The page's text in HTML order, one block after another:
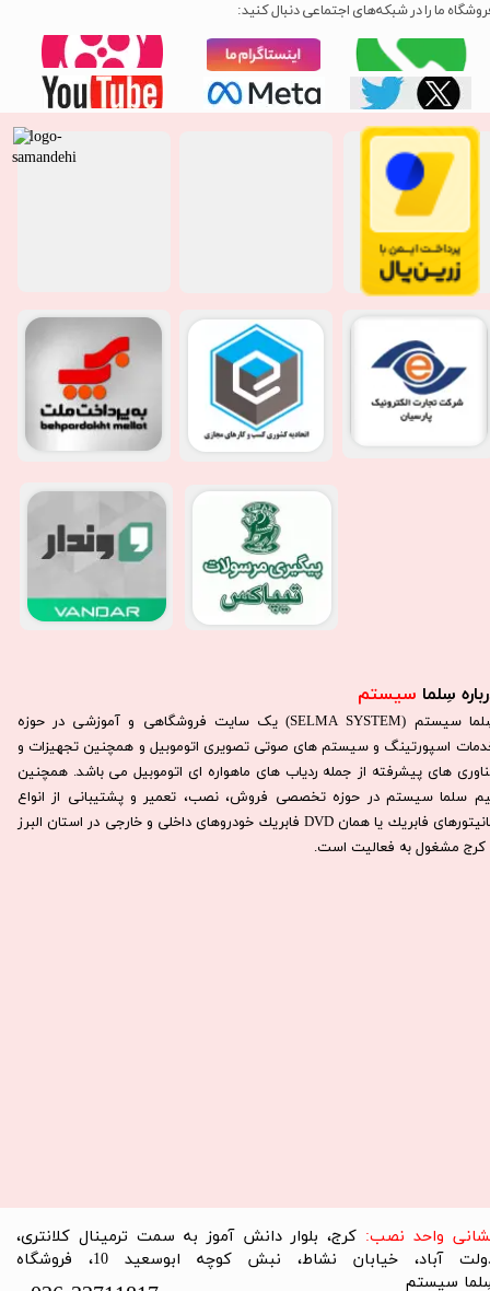
سِلما سیستم​​​​​​​
سِلما سيستم (SELMA SYSTEM) یک سایت فروشگاهی و آموزشی در حوزه
اسپورتینگ و سیستم های صوتی تصویری اتوموبیل و همچنین تجهیزات و
های پیشرفته از جمله ردیاب های ماهواره ای اتوموبیل می باشد. همچنين
سلما سيستم در حوزه تخصصی فروش، نصب، تعمير و پشتيبانی از انواع
مانيتورهای فابريك يا همان DVD فابريك خودروهای داخلی و خارجی در استان البرز
كرج مشغول به فعاليت است.​​​​​​​
ما را در شبکه‌های اجتماعی دنبال کنید:
واحد نصب: کرج، بلوار دانش آموز به سمت ترمینال کلانتری،
دولت آباد، خیابان نشاط، نبش کوچه ابوسعید 10، فروشگاه
سیستم​​​​​​​